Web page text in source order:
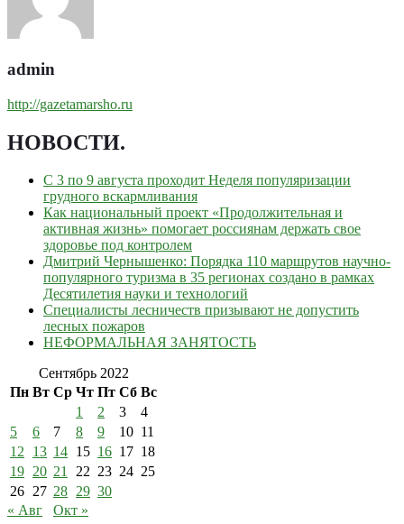
admin
http://gazetamarsho.ru
НОВОСТИ.
С 3 по 9 августа проходит Неделя популяризации
грудного вскармливания
Как национальный проект «Продолжительная и
активная жизнь» помогает россиянам держать свое
здоровье под контролем
Дмитрий Чернышенко: Порядка 110 маршрутов научно-
популярного туризма в 35 регионах создано в рамках
Десятилетия науки и технологий
Специалисты лесничеств призывают не допустить
лесных пожаров
НЕФОРМАЛЬНАЯ ЗАНЯТОСТЬ
Сентябрь 2022
Пн Вт Ср Чт Пт Сб Вс
1
2 3
4
5
6 7 8 9 10 11
12 13 14 15 16 17 18
19 20 21 22 23 24 25
26 27 28 29 30
« Авг
Окт »